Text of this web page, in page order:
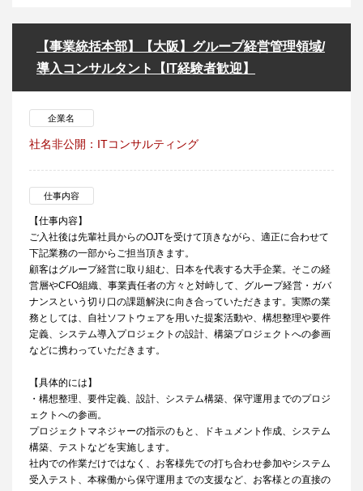
【事業統括本部】【大阪】グループ経営管理領域/
導入コンサルタント【IT経験者歓迎】
企業名
社名非公開：ITコンサルティング
仕事内容
【仕事内容】
ご入社後は先輩社員からのOJTを受けて頂きながら、適正に合わせて
下記業務の一部からご担当頂きます。
顧客はグループ経営に取り組む、日本を代表する大手企業。そこの経
営層やCFO組織、事業責任者の方々と対峙して、グループ経営・ガバ
ナンスという切り口の課題解決に向き合っていただきます。実際の業
務としては、自社ソフトウェアを用いた提案活動や、構想整理や要件
定義、システム導入プロジェクトの設計、構築プロジェクトへの参画
などに携わっていただきます。
【具体的には】
・構想整理、要件定義、設計、システム構築、保守運用までのプロジ
ェクトへの参画。
プロジェクトマネジャーの指示のもと、ドキュメント作成、システム
構築、テストなどを実施します。
社内での作業だけではなく、お客様先での打ち合わせ参加やシステム
受入テスト、本稼働から保守運用までの支援など、お客様との直接の